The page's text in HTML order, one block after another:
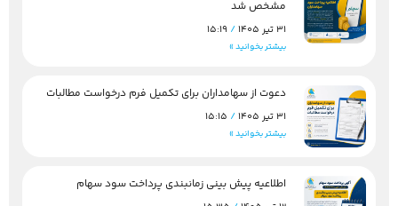
مشخص شد
31 تیر 1405
بیشتر بخوانید »
دعوت از سهامداران برای تکمیل فرم درخواست مطالبات
31 تیر 1405
بیشتر بخوانید »
اطلاعیه پیش بینی زمانبندی پرداخت سود سهام